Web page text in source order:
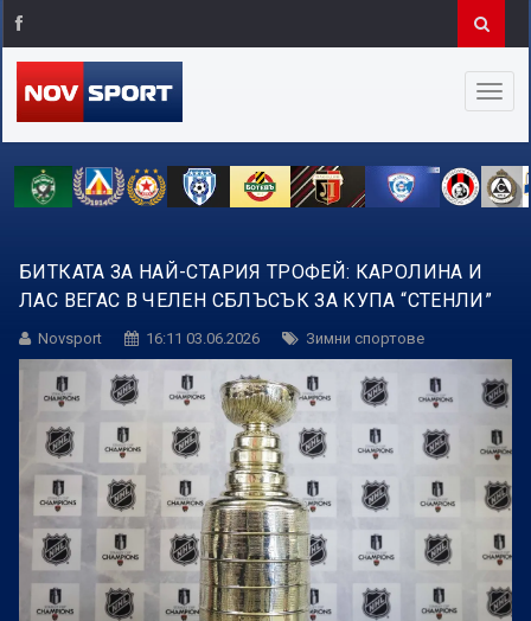
БИТКАТА ЗА НАЙ-СТАРИЯ ТРОФЕЙ: КАРОЛИНА И
ЛАС ВЕГАС В ЧЕЛЕН СБЛЪСЪК ЗА КУПА “СТЕНЛИ”
Novsport 16:11 03.06.2026 Зимни спортове